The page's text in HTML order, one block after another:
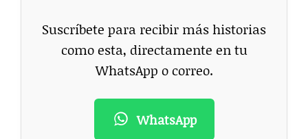
Suscríbete para recibir más historias
como esta, directamente en tu
WhatsApp o correo.
WhatsApp